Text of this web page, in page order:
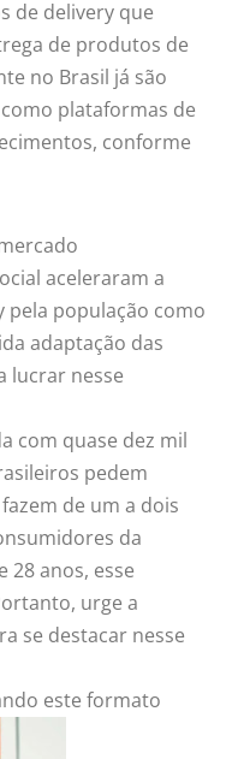
de delivery que
de produtos de
no Brasil já são
plataformas de
conforme
aceleraram a
pela população como
adaptação das
lucrar nesse
com quase dez mil
pedem
de um a dois
da
28 anos, esse
urge a
se destacar nesse
este formato